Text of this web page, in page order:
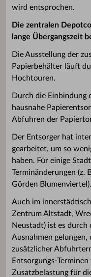
wird entsprochen.
Die zentralen
lange Übergangszeit
Die Ausstellung der
Papierbehälter läuft
Hochtouren.
Durch die Einbindung
hausnahe
Abfuhren der
Der Entsorger hat
gearbeitet, um so
haben. Für einige
Terminänderungen (z.
Görden Blumenviertel).
Auch im
Zentrum Altstadt,
Neustadt) ist es durch
Ausnahmen gelungen,
zusätzlicher
Entsorgungs-
Zusatzbelastung für